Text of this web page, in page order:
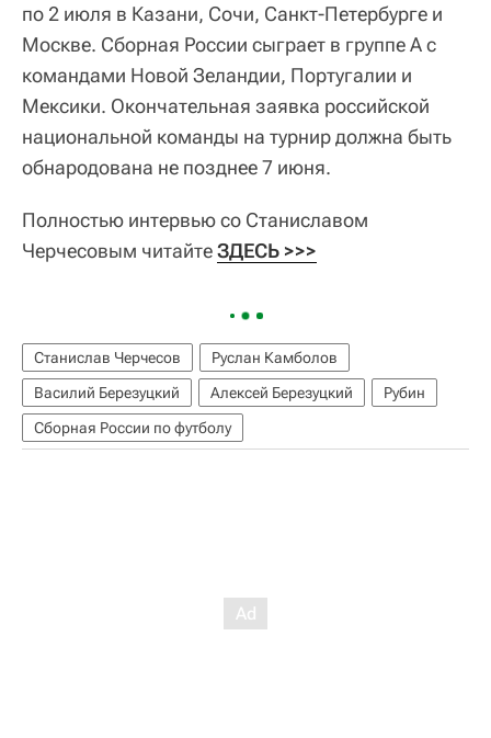
по 2 июля в Казани, Сочи, Санкт-Петербурге и
Москве. Сборная России сыграет в группе А с
командами Новой Зеландии, Португалии и
Мексики. Окончательная заявка российской
национальной команды на турнир должна быть
обнародована не позднее 7 июня.
Полностью интервью со Станиславом
Черчесовым читайтеЗДЕСЬ >>>
Станислав Черчесов
Руслан Камболов
Василий Березуцкий
Алексей Березуцкий
Рубин
Сборная России по футболу